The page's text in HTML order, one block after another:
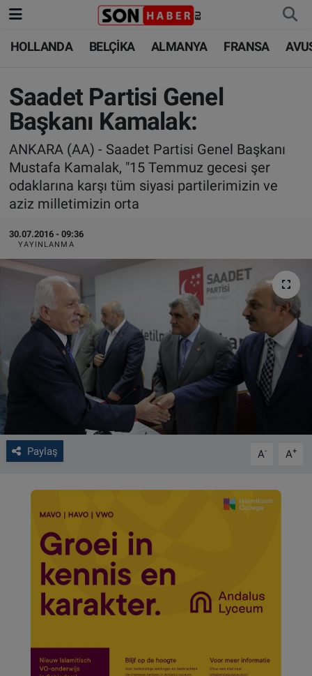
HOLLANDA BELÇİKA ALMANYA FRANSA
Saadet Partisi Genel
Başkanı Kamalak:
ANKARA (AA) - Saadet Partisi Genel Başkanı
Mustafa Kamalak, "15 Temmuz gecesi şer
odaklarına karşı tüm siyasi partilerimizin ve
aziz milletimizin orta
30.07.2016 - 09:36
YAYINLANMA
Paylaş A- A+
HOLLANDA
BELÇİKA
ALMANYA
FRANSA
AVUSTURYA
SAĞLIK - YAŞAM
BİLİM-TEKNOLOJİ
HOLLANDA
BELÇİKA
ALMANYA
TÜRKİYE
DÜNYA
BİLİM-TEKNOLOJİ
SAĞLIK
FOTO GALERİ
VIDEO GALERİ
ALGEMENE VOORWAARDEN
CONTACT
Çerez Politikası
Nöbetçi Eczaneler
Hava Durumu
Trafik Durumu
Süper Lig Puan Durumu ve Fikstür
Tüm Manşetler
Son Dakika Haberleri
Haber Arşivi